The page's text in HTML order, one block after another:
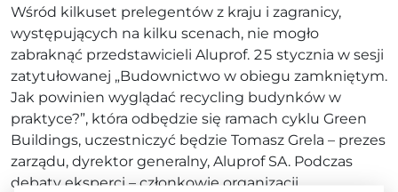
Wśród kilkuset prelegentów z kraju i zagranicy,
występujących na kilku scenach, nie mogło
zabraknąć przedstawicieli Aluprof. 25 stycznia w sesji
zatytułowanej „Budownictwo w obiegu zamkniętym.
Jak powinien wyglądać recycling budynków w
praktyce?”, która odbędzie się ramach cyklu Green
Buildings, uczestniczyć będzie Tomasz Grela – prezes
zarządu, dyrektor generalny, Aluprof SA. Podczas
debaty eksperci – członkowie organizacji